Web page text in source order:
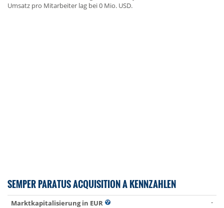
Umsatz pro Mitarbeiter lag bei 0 Mio. USD.
SEMPER PARATUS ACQUISITION A KENNZAHLEN
Marktkapitalisierung in EUR
-